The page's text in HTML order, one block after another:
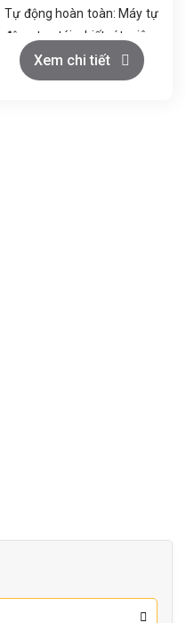
Tự động hoàn toàn: Máy tự
động tạo túi, chiết rót, niêm
phong và cắt, giúp giảm
thiểu sự can thiệp thủ công.
Xem chi tiết